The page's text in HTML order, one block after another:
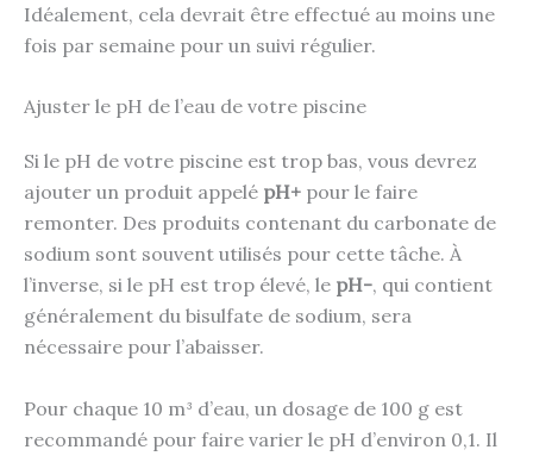
Idéalement, cela devrait être effectué au moins une
fois par semaine pour un suivi régulier.
Ajuster le pH de l’eau de votre piscine
Si le pH de votre piscine est trop bas, vous devrez
ajouter un produit appelé pH+ pour le faire
remonter. Des produits contenant du carbonate de
sodium sont souvent utilisés pour cette tâche. À
l’inverse, si le pH est trop élevé, le pH-, qui contient
généralement du bisulfate de sodium, sera
nécessaire pour l’abaisser.
Pour chaque 10 m³ d’eau, un dosage de 100 g est
recommandé pour faire varier le pH d’environ 0,1. Il